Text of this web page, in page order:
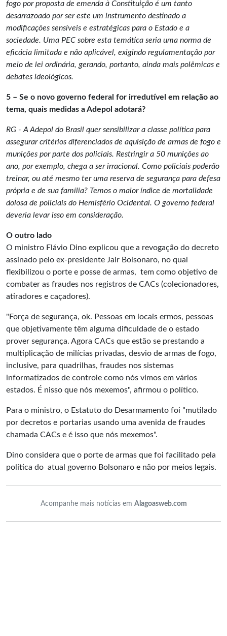
fogo por proposta de emenda à Constituição é um tanto
desarrazoado por ser este um instrumento destinado a
modificações sensíveis e estratégicas para o Estado e a
sociedade. Uma PEC sobre esta temática seria uma norma de
eficácia limitada e não aplicável, exigindo regulamentação por
meio de lei ordinária, gerando, portanto, ainda mais polêmicas e
debates ideológicos.
5 – Se o novo governo federal for irredutível em relação ao
tema, quais medidas a Adepol adotará?
RG - A Adepol do Brasil quer sensibilizar a classe política para
assegurar critérios diferenciados de aquisição de armas de fogo e
munições por parte dos policiais. Restringir a 50 munições ao
ano, por exemplo, chega a ser irracional. Como policiais poderão
treinar, ou até mesmo ter uma reserva de segurança para defesa
própria e de sua família? Temos o maior índice de mortalidade
dolosa de policiais do Hemisfério Ocidental. O governo federal
deveria levar isso em consideração.
O outro lado
O ministro Flávio Dino explicou que a revogação do decreto
assinado pelo ex-presidente Jair Bolsonaro, no qual
flexibilizou o porte e posse de armas, tem como objetivo de
combater as fraudes nos registros de CACs (colecionadores,
atiradores e caçadores).
"Força de segurança, ok. Pessoas em locais ermos, pessoas
que objetivamente têm alguma dificuldade de o estado
prover segurança. Agora CACs que estão se prestando a
multiplicação de milícias privadas, desvio de armas de fogo,
inclusive, para quadrilhas, fraudes nos sistemas
informatizados de controle como nós vimos em vários
estados. É nisso que nós mexemos", afirmou o político.
Para o ministro, o Estatuto do Desarmamento foi "mutilado
por decretos e portarias usando uma avenida de fraudes
chamada CACs e é isso que nós mexemos".
Dino considera que o porte de armas que foi facilitado pela
política do atual governo Bolsonaro e não por meios legais.
Acompanhe mais notícias em Alagoasweb.com